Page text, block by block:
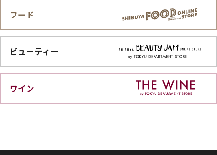
フード
ビューティー
ワイン